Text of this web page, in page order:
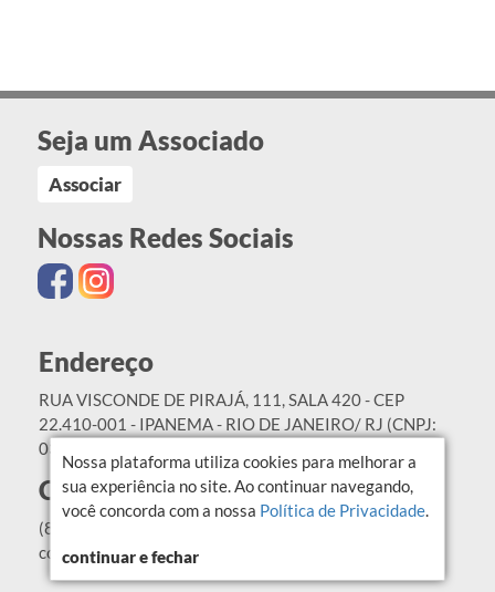
Seja um Associado
Associar
Nossas Redes Sociais
Endereço
RUA VISCONDE DE PIRAJÁ, 111, SALA 420 - CEP
22.410-001 - IPANEMA - RIO DE JANEIRO/ RJ (CNPJ:
03.819.404/0001-08)
Contato
(84) 99409-5979
contato@abor.org.br
Nossa plataforma utiliza cookies para melhorar a
sua experiência no site. Ao continuar navegando,
você concorda com a nossa Política de Privacidade.
continuar e fechar